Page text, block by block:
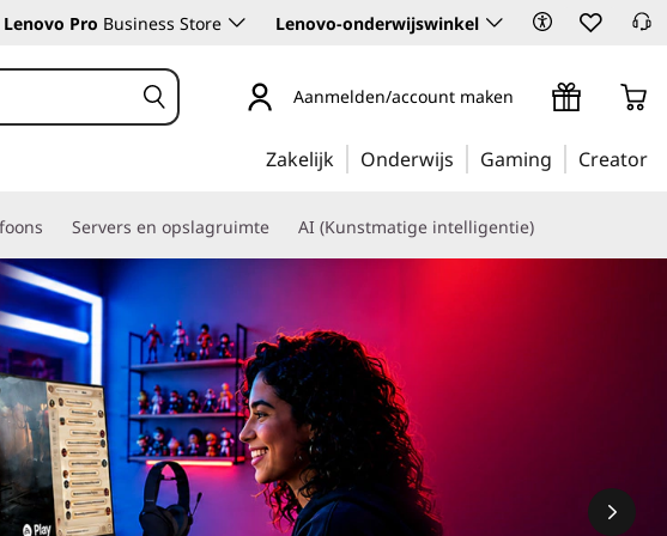
Lenovo Pro Business Store Lenovo-onderwijswinkel
Aanmelden/account maken
Zakelijk Onderwijs Gaming Creator
Servers en opslagruimte AI (Kunstmatige intelligentie)